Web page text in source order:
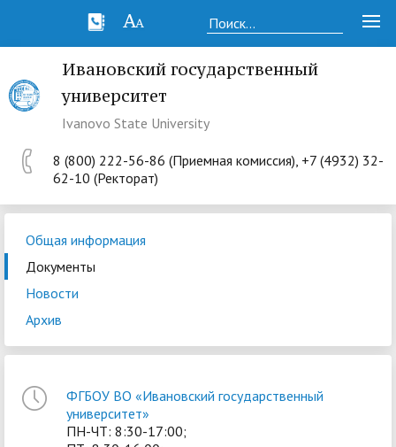
Ивановский государственный
университет
Ivanovo State University
8 (800) 222-56-86 (Приемная комиссия), +7 (4932) 32-
62-10 (Ректорат)
Общая информация
Документы
Новости
Архив
ФГБОУ ВО «Ивановский государственный
университет»
ПН-ЧТ: 8:30-17:00;